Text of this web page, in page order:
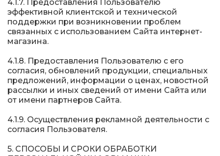
4.1.7. Предоставления Пользователю
эффективной клиентской и технической
поддержки при возникновении проблем
связанных с использованием Сайта интернет-
магазина.
4.1.8. Предоставления Пользователю с его
согласия, обновлений продукции, специальных
предложений, информации о ценах, новостной
рассылки и иных сведений от имени Сайта или
от имени партнеров Сайта.
4.1.9. Осуществления рекламной деятельности с
согласия Пользователя.
5. СПОСОБЫ И СРОКИ ОБРАБОТКИ